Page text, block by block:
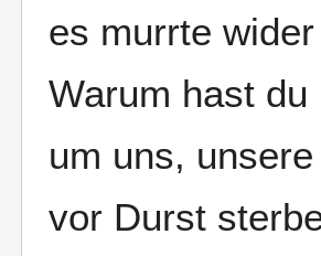
es murrte
Warum hast
um uns,
vor Durst